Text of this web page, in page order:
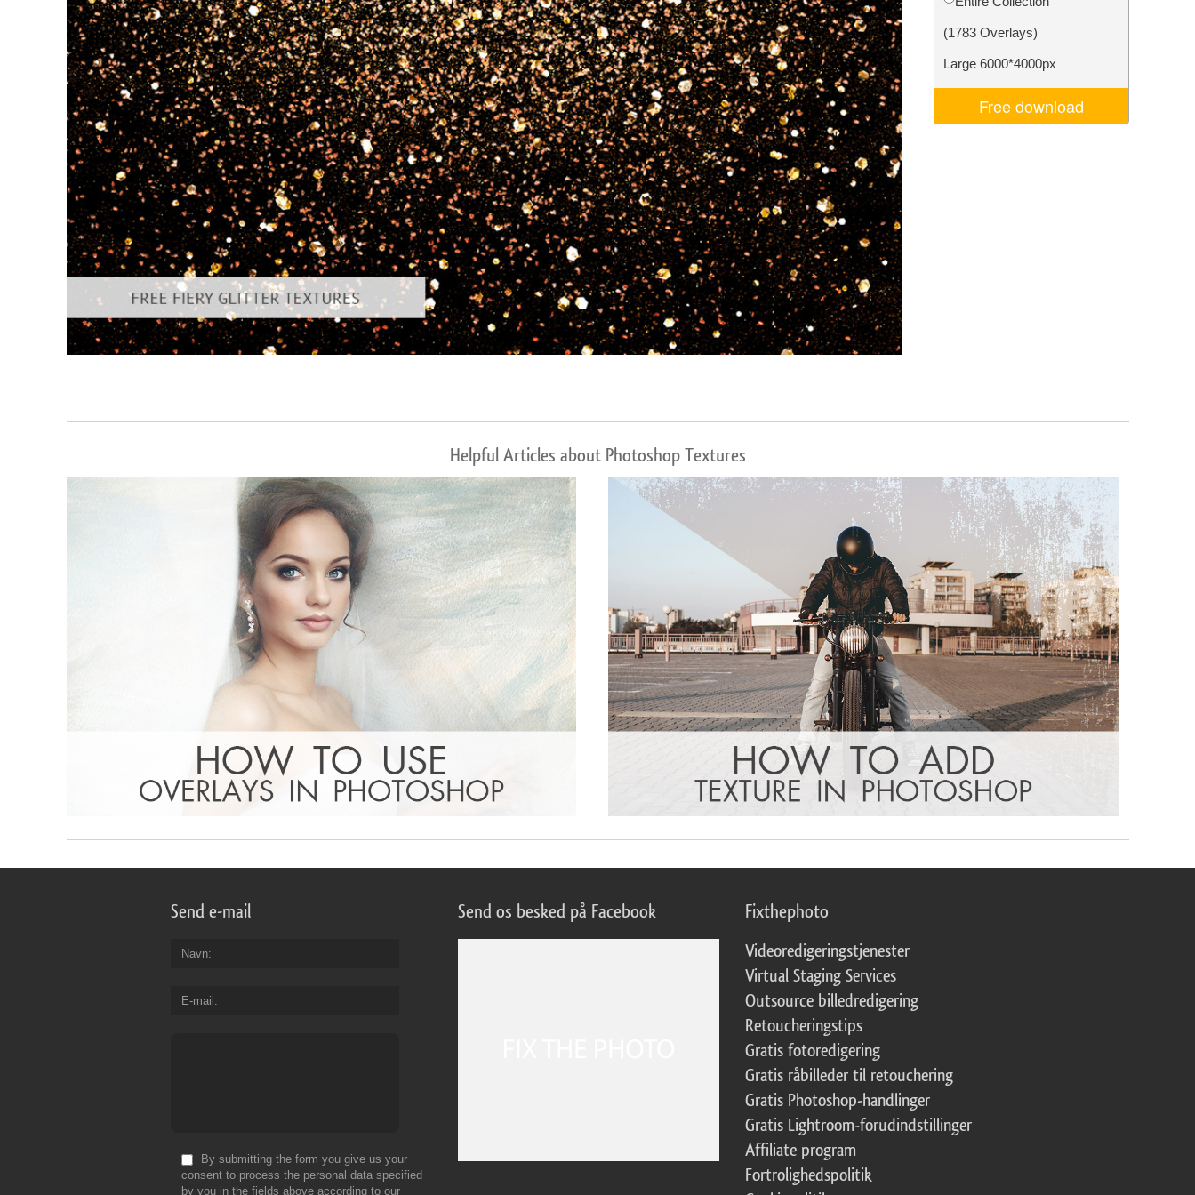
Produktfotoredigering Fotoredigering af smykker AI-træningsdata Video Editing Services
(1783 Overlays)
Large 6000*4000px
Free download
Helpful Articles about Photoshop Textures
Send e-mail
Navn
E-mail
By submitting the form you give us your
consent to process the personal data specified
by you in the fields above according to our
Send os besked på Facebook Fixthephoto
Videoredigeringstjenester
Virtual Staging Services
Outsource billedredigering
Retoucheringstips
Gratis fotoredigering
Gratis råbilleder til retouchering
Gratis Photoshop-handlinger
Gratis Lightroom-forudindstillinger
Affiliate program
Fortrolighedspolitik